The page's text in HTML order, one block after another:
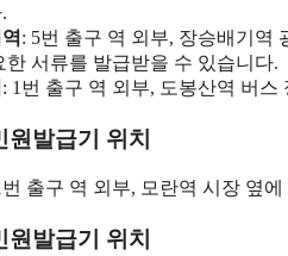
: 5번 출구 역 외부, 장승배기역
한 서류를 발급받을 수 있습니다.
: 1번 출구 역 외부, 도봉산역 버
발급기 위치
번 출구 역 외부, 모란역 시장 옆
발급기 위치